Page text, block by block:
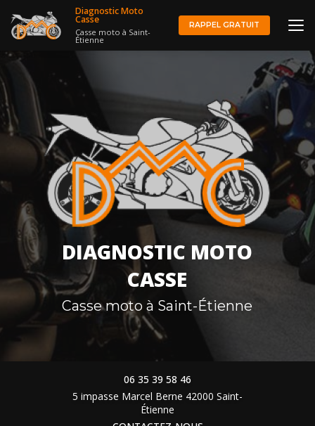
au
contenu
Diagnostic Moto
Casse
Casse moto à Saint-
Étienne
RAPPEL GRATUIT
DIAGNOSTIC MOTO
CASSE
Casse moto à Saint-Étienne
06 35 39 58 46
5 impasse Marcel Berne 42000 Saint-
Étienne